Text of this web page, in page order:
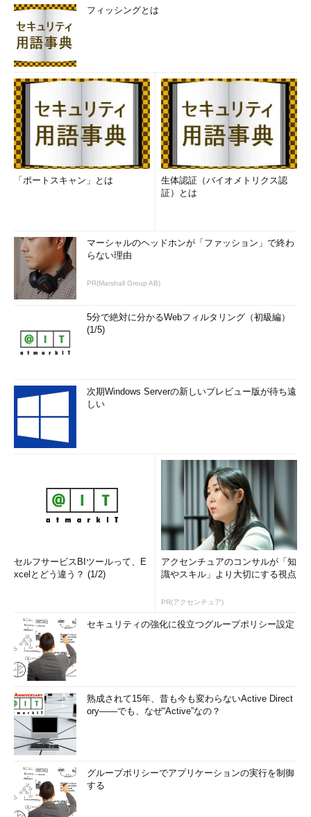
フィッシングとは
「ポートスキャン」とは
生体認証（バイオメトリクス認
証）とは
マーシャルのヘッドホンが「ファッション」で終わ
らない理由
PR(Marshall Group AB)
5分で絶対に分かるWebフィルタリング（初級編）
(1/5)
次期Windows Serverの新しいプレビュー版が待ち遠
しい
セルフサービスBIツールって、E
xcelとどう違う？ (1/2)
アクセンチュアのコンサルが「知
識やスキル」より大切にする視点
PR(アクセンチュア)
セキュリティの強化に役立つグループポリシー設定
熟成されて15年、昔も今も変わらないActive Direct
ory――でも、なぜ“Active”なの？
グループポリシーでアプリケーションの実行を制御
する